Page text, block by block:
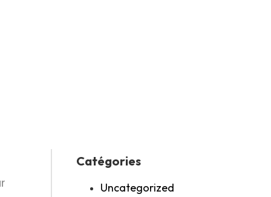
Catégories
Uncategorized